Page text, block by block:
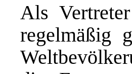
Als
regelmäßig